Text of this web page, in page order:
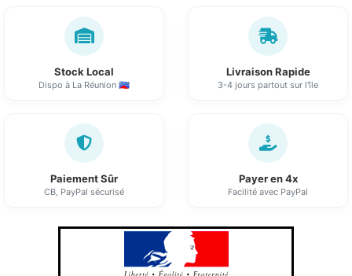
Stock Local
Dispo à La Réunion 🇷🇪
Livraison Rapide
3-4 jours partout sur l'île
Paiement Sûr
CB, PayPal sécurisé
Payer en 4x
Facilité avec PayPal